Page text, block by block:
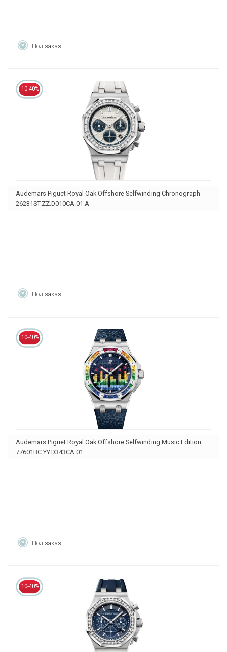
Под заказ
10-40%
Audemars Piguet Royal Oak Offshore Selfwinding Chronograph
26231ST.ZZ.D010CA.01.A
Под заказ
10-40%
Audemars Piguet Royal Oak Offshore Selfwinding Music Edition
77601BC.YY.D343CA.01
Под заказ
10-40%